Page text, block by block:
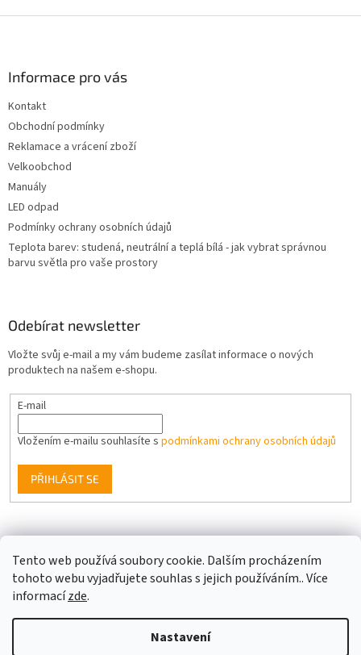
Tento web používá soubory cookie. Dalším procházením
tohoto webu vyjadřujete souhlas s jejich používáním.. Více
informacízde.
Nastavení
Informace pro vás
Kontakt
Obchodní podmínky
Reklamace a vrácení zboží
Velkoobchod
Manuály
LED odpad
Podmínky ochrany osobních údajů
Teplota barev: studená, neutrální a teplá bílá - jak vybrat správnou
barvu světla pro vaše prostory
Odebírat newsletter
Vložte svůj e-mail a my vám budeme zasílat informace o nových
produktech na našem e-shopu.
E-mail
Vložením e-mailu souhlasíte s podmínkami ochrany osobních údajů
PŘIHLÁSIT SE
Facebook